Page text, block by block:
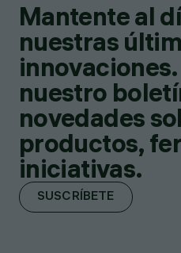
Mantente al
nuestras
nuestro
novedades
productos,
iniciativas.
SUSCRÍBETE